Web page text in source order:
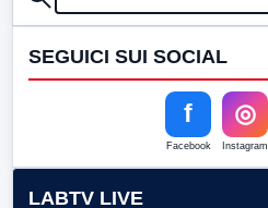
SEGUICI SUI SOCIAL
f
Facebook
◎
Instagram
LABTV LIVE